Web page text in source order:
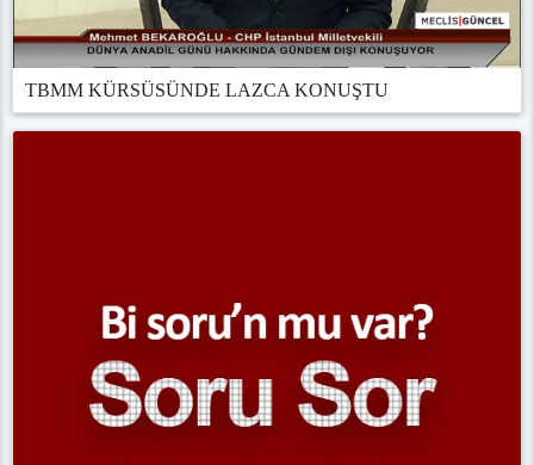
TBMM KÜRSÜSÜNDE LAZCA KONUŞTU